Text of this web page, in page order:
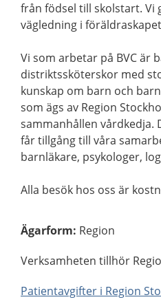
från födsel till skolstart. Vi
vägledning i
Vi som arbetar på BVC är
distriktssköterskor med
kunskap om barn och
som ägs av Region
sammanhållen vårdkedja.
får tillgång till våra
barnläkare, psykologer,
Alla besök hos oss är
Ägarform: Region
Verksamheten tillhör
Patientavgifter i Region